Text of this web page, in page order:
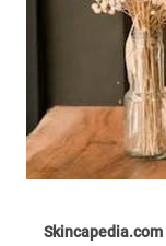
Skincapedia.com